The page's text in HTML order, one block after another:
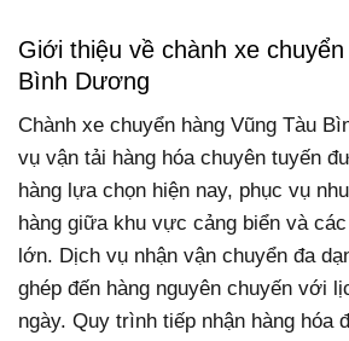
Giới thiệu về chành xe
Bình Dương
Chành xe chuyển hàng Vũng Tàu
vụ vận tải hàng hóa chuyên tuyến
hàng lựa chọn hiện nay, phục vụ
hàng giữa khu vực cảng biển và
lớn. Dịch vụ nhận vận chuyển đa
ghép đến hàng nguyên chuyến với
ngày. Quy trình tiếp nhận hàng hóa